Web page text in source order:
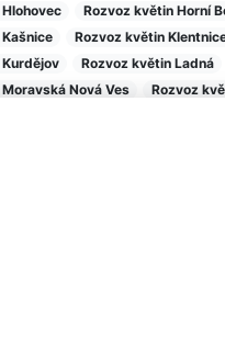
Rozvoz květin Horní
Rozvoz květin
Rozvoz květin Ladná
Nová Ves
Rozvoz
Rozvoz květin